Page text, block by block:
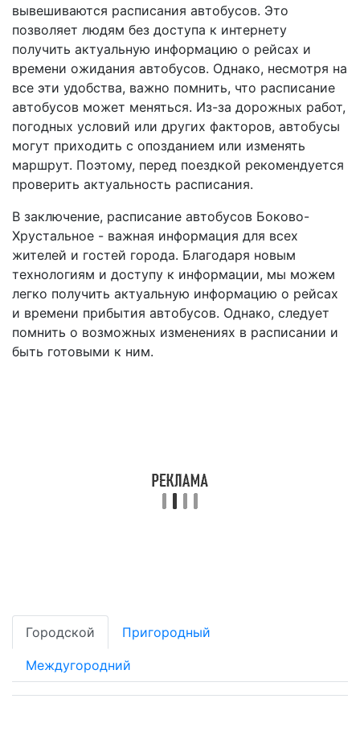
вывешиваются расписания автобусов. Это
позволяет людям без доступа к интернету
получить актуальную информацию о рейсах и
времени ожидания автобусов. Однако, несмотря на
все эти удобства, важно помнить, что расписание
автобусов может меняться. Из-за дорожных работ,
погодных условий или других факторов, автобусы
могут приходить с опозданием или изменять
маршрут. Поэтому, перед поездкой рекомендуется
проверить актуальность расписания.
В заключение, расписание автобусов Боково-
Хрустальное - важная информация для всех
жителей и гостей города. Благодаря новым
технологиям и доступу к информации, мы можем
легко получить актуальную информацию о рейсах
и времени прибытия автобусов. Однако, следует
помнить о возможных изменениях в расписании и
быть готовыми к ним.
Городской Пригородный
Междугородний